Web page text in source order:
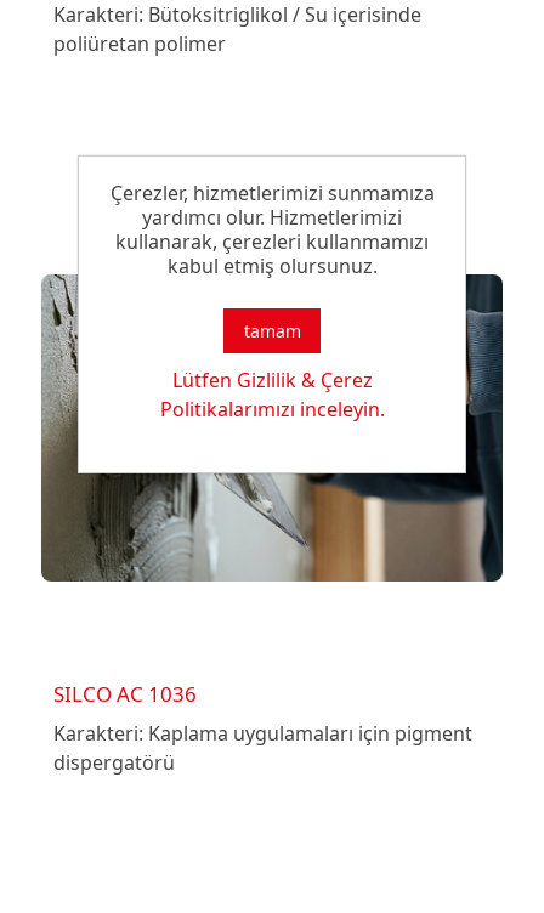
Karakteri: Bütoksitriglikol / Su içerisinde
poliüretan polimer
SILCO AC 1036
Karakteri: Kaplama uygulamaları için pigment
dispergatörü
Çerezler, hizmetlerimizi sunmamıza
yardımcı olur. Hizmetlerimizi
kullanarak, çerezleri kullanmamızı
kabul etmiş olursunuz.
tamam
Lütfen Gizlilik & Çerez
Politikalarımızı inceleyin.